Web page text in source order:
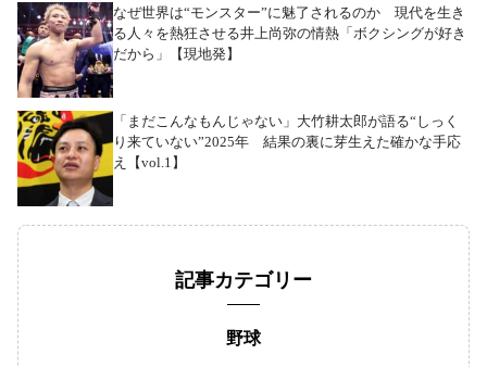
なぜ世界は“モンスター”に魅了されるのか 現代を生き
る人々を熱狂させる井上尚弥の情熱「ボクシングが好き
だから」【現地発】
「まだこんなもんじゃない」大竹耕太郎が語る“しっく
り来ていない”2025年 結果の裏に芽生えた確かな手応
え【vol.1】
記事カテゴリー
野球